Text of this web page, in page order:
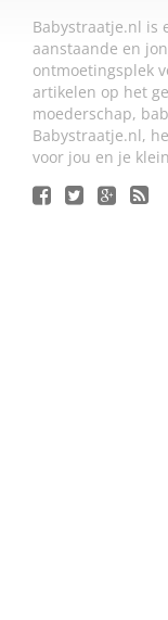
Babystraatje.nl is
aanstaande en
ontmoetingsplek
artikelen op het
moederschap,
Babystraatje.nl,
voor jou en je